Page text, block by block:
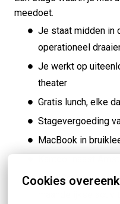
Cookies
meedoet.
Je staat midden in
operationeel
Je werkt op
theater
Gratis lunch, elke
Stagevergoeding
MacBook in
DoMiBo en events,